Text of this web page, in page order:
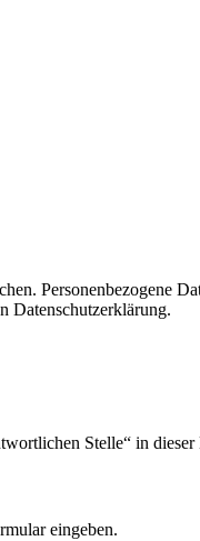
Personenbezogene
Datenschutzerklärung.
Stelle“ in
eingeben.